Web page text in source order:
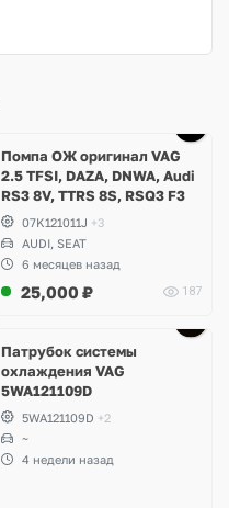
Помпа ОЖ оригинал VAG
2.5 TFSI, DAZA, DNWA, Audi
RS3 8V, TTRS 8S, RSQ3 F3
07K121011J +3
AUDI, SEAT
6 месяцев назад
25,000 ₽ 187
Патрубок системы
охлаждения VAG
5WA121109D
5WA121109D +2
~
4 недели назад